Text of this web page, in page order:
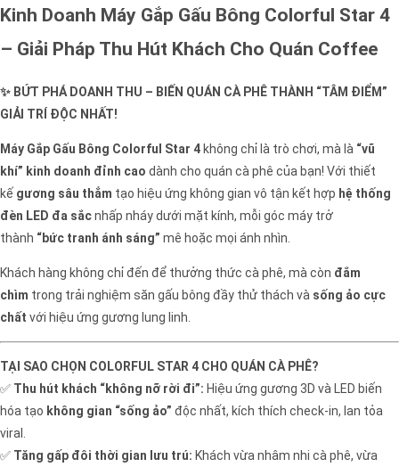
Kinh Doanh Máy Gắp Gấu Bông Colorful Star 4
– Giải Pháp Thu Hút Khách Cho Quán Coffee
✨ BỨT PHÁ DOANH THU – BIẾN QUÁN CÀ PHÊ THÀNH “TÂM ĐIỂM”
GIẢI TRÍ ĐỘC NHẤT!
Máy Gắp Gấu Bông Colorful Star 4 không chỉ là trò chơi, mà là “vũ
khí” kinh doanh đỉnh cao dành cho quán cà phê của bạn! Với thiết
kế gương sâu thẳm tạo hiệu ứng không gian vô tận kết hợp hệ thống
đèn LED đa sắcnhấp nháy dưới mặt kính, mỗi góc máy trở
thành “bức tranh ánh sáng” mê hoặc mọi ánh nhìn.
Khách hàng không chỉ đến để thưởng thức cà phê, mà còn đắm
chìm trong trải nghiệm săn gấu bông đầy thử thách và sống ảo cực
chất với hiệu ứng gương lung linh.
TẠI SAO CHỌN COLORFUL STAR 4 CHO QUÁN CÀ PHÊ?
✅ Thu hút khách “không nỡ rời đi”: Hiệu ứng gương 3D và LED biến
hóa tạo không gian “sống ảo” độc nhất, kích thích check-in, lan tỏa
viral.
✅ Tăng gấp đôi thời gian lưu trú: Khách vừa nhâm nhi cà phê, vừa